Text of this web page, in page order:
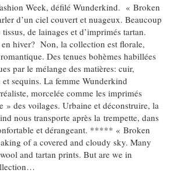
Week, défilé Wunderkind. « Broken
d’un ciel couvert et nuageux. Beaucoup
de lainages et d’imprimés tartan.
en hiver? Non, la collection est florale,
Des tenues bohèmes habillées
par le mélange des matières: cuir,
sequins. La femme Wunderkind
morcelée comme les imprimés
» des voilages. Urbaine et déconstruire, la
nous transporte après la trempette, dans
et dérangeant. ***** « Broken
of a covered and cloudy sky. Many
and tartan prints. But are we in